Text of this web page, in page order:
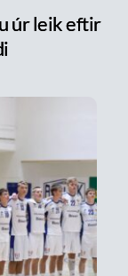
úr leik eftir